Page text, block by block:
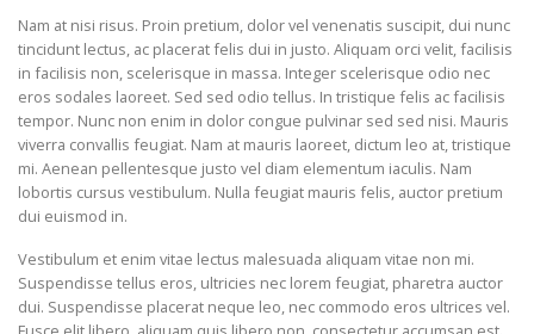
Nam at nisi risus. Proin pretium, dolor vel venenatis suscipit, dui nunc
tincidunt lectus, ac placerat felis dui in justo. Aliquam orci velit, facilisis
in facilisis non, scelerisque in massa. Integer scelerisque odio nec
eros sodales laoreet. Sed sed odio tellus. In tristique felis ac facilisis
tempor. Nunc non enim in dolor congue pulvinar sed sed nisi. Mauris
viverra convallis feugiat. Nam at mauris laoreet, dictum leo at, tristique
mi. Aenean pellentesque justo vel diam elementum iaculis. Nam
lobortis cursus vestibulum. Nulla feugiat mauris felis, auctor pretium
dui euismod in.
Vestibulum et enim vitae lectus malesuada aliquam vitae non mi.
Suspendisse tellus eros, ultricies nec lorem feugiat, pharetra auctor
dui. Suspendisse placerat neque leo, nec commodo eros ultrices vel.